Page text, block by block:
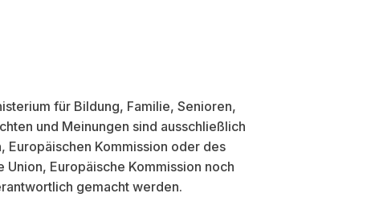
für Bildung, Familie, Senioren,
und Meinungen sind ausschließlich
Kommission oder des
Europäische Kommission noch
gemacht werden.